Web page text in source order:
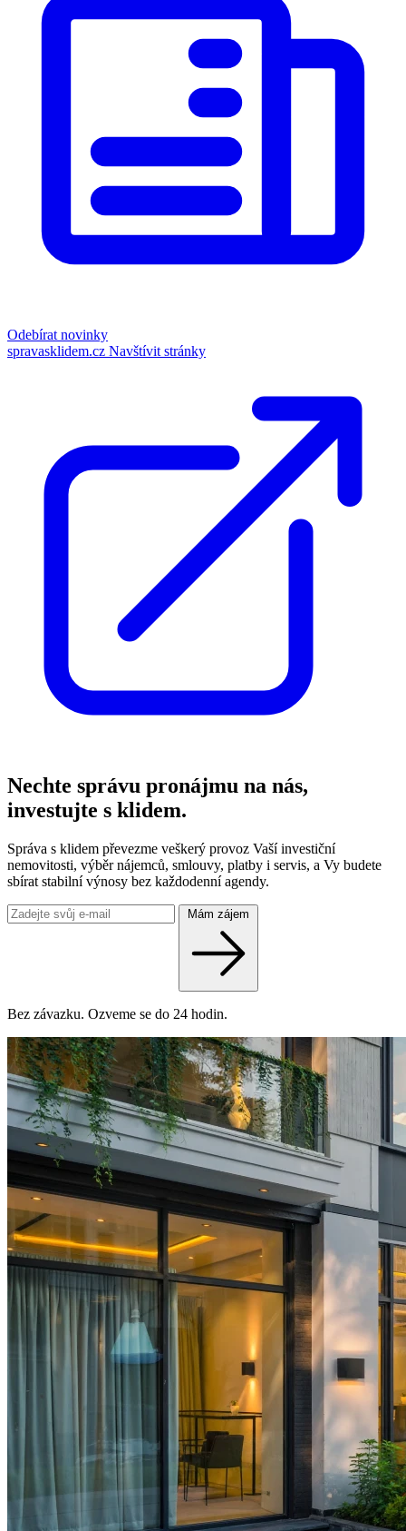
Odebírat novinky
spravasklidem.cz Navštívit stránky
Nechte správu pronájmu na nás,
investujte s klidem.
Správa s klidem převezme veškerý provoz Vaší investiční
nemovitosti, výběr nájemců, smlouvy, platby i servis, a Vy budete
sbírat stabilní výnosy bez každodenní agendy.
Mám zájem
Bez závazku. Ozveme se do 24 hodin.